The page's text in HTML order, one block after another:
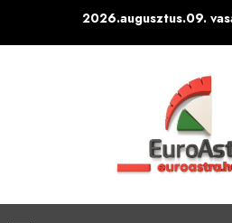
2026.augusztus.09.